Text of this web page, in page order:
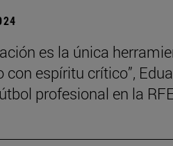
es la única
con espíritu crítico”,
profesional en la